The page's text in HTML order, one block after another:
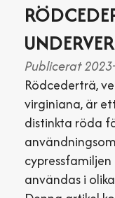
Publicerat
Rödcederträ,
virginiana, är
distinkta röda
användas i